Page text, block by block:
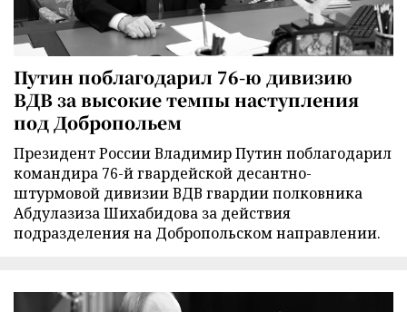
Путин поблагодарил 76-ю дивизию
ВДВ за высокие темпы наступления
под Добропольем
Президент России Владимир Путин поблагодарил
командира 76-й гвардейской десантно-
штурмовой дивизии ВДВ гвардии полковника
Абдулазиза Шихабидова за действия
подразделения на Добропольском направлении.